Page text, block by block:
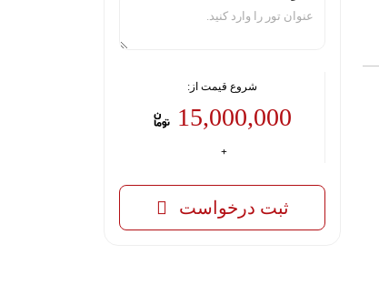
شروع قیمت از:
15,000,000
ثبت درخواست